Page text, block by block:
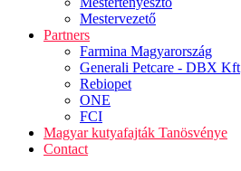
Mestervezető
Partners
Farmina Magyarország
Generali Petcare - DBX Kft
Rebiopet
ONE
FCI
Magyar kutyafajták Tanösvénye
Contact